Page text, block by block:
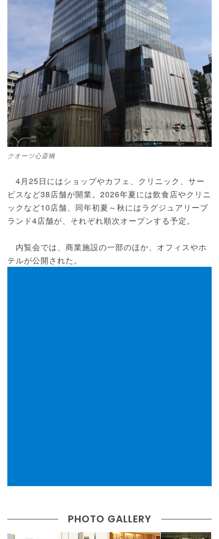
クオーツ心斎橋
4月25日にはショップやカフェ、クリニック、サー
ビスなど38店舗が開業。2026年夏には飲食店やクリニ
ックなど10店舗、同年初夏～秋にはラグジュアリーブ
ランド4店舗が、それぞれ順次オープンする予定。
内覧会では、商業施設の一部のほか、オフィスやホ
テルが公開された。
PHOTO GALLERY